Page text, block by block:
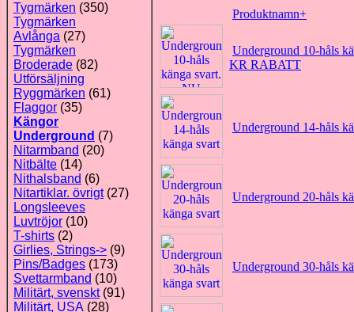
Tygmärken (350)
Tygmärken
Avlånga (27)
Tygmärken
Broderade (82)
Utförsäljning
Ryggmärken (61)
Flaggor (35)
Kängor
Underground (7)
Nitarmband (20)
Nitbälte (14)
Nithalsband (6)
Nitartiklar. övrigt(27)
Longsleeves
Luvtröjor (10)
T-shirts (2)
Girlies, Strings-> (9)
Pins/Badges (173)
Svettarmband (10)
Militärt, svenskt(91)
Militärt, USA (28)
Produktnamn+
Underground 10-håls
KR RABATT
Underground 14-håls
Underground 20-håls
Underground 30-håls